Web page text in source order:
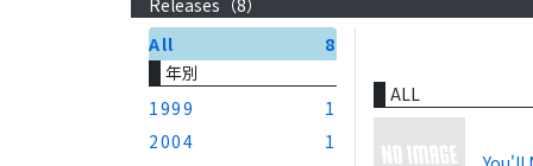
Releases（8）
All
8
年別
1999
1
2004
1
ALL